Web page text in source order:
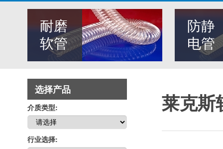
耐磨
软管
防静
电管
选择产品
介质类型:
行业选择:
莱克斯